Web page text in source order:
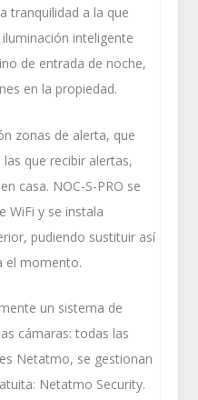
tranquilidad a la que
inteligente
de entrada de noche,
en la propiedad.
zonas de alerta, que
que recibir alertas,
casa. NOC-S-PRO se
WiFi y se instala
pudiendo sustituir así
el momento.
un sistema de
cámaras: todas las
Netatmo, se gestionan
Netatmo Security.